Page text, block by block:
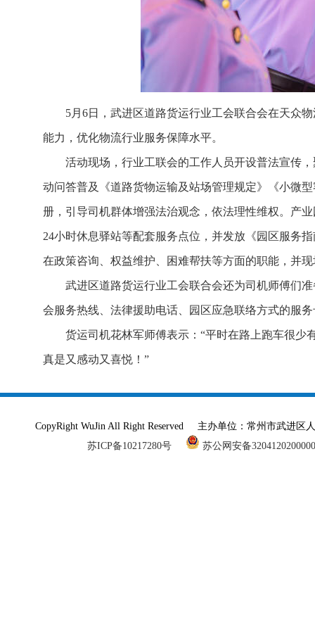
5月6日，武进区道路货运行业工会联合会在天众
能力，优化物流行业服务保障水平。
活动现场，行业工联会的工作人员开设普法宣传
动问答普及《道路货物运输及站场管理规定》《小微
册，引导司机群体增强法治观念，依法理性维权。产
24小时休息驿站等配套服务点位，并发放《园区服务
在政策咨询、权益维护、困难帮扶等方面的职能，并
武进区道路货运行业工会联合会还为司机师傅们
会服务热线、法律援助电话、园区应急联络方式的服
货运司机花林军师傅表示：“平时在路上跑车很
真是又感动又喜悦！”
CopyRight WuJin All Right Reserved 主办单位：常州市武进
苏ICP备10217280号
苏公网安备